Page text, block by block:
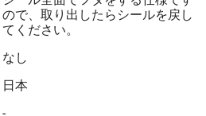
ので、取り出したらシールを戻し
てください。
なし
日本